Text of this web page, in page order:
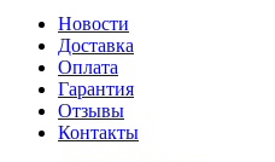
Новости
Доставка
Оплата
Гарантия
Отзывы
Контакты